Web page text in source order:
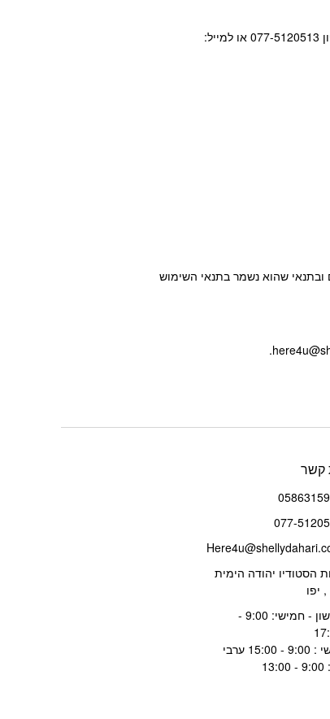
7. אם הלקוחה סבורה כי המוצרים שרכשה באמצעות האתר או השירותים לוקים בפגם כלשהו, היא מוזמנת לפנות לשירות הלקוחות בטלפון 077-5120513 או למייל:
תקפה למשך שנה מעת קניית התכשיט, מעבר לכך על כל תיקון שלא כולל ציפוי, האחריות תקפה למשך 3 שנים ובתנאי שהוא נשמר בתנאי השימוש
קשר
077-
הסטודיו יהודה הימית
ראשון - חמישי: 9:00 -
שישי : 9:00 - 15:00 ערבי